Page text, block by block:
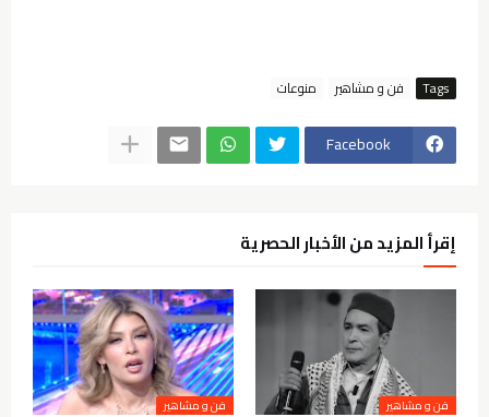
Tags فن و مشاهير منوعات
Facebook
إقرأ المزيد من الأخبار الحصرية
فن و مشاهير فن و مشاهير